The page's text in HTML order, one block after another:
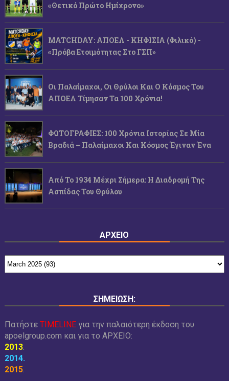
«Θετικό Πρώτο Ημίχρονο»
MATCHDAY: ΑΠΟΕΛ - ΚΗΦΙΣΙΑ (φιλικό) -
«Πρόβα Ετοιμότητας Στο ΓΣΠ»
Οι Παλαίμαχοι, Οι Θρύλοι Και Ο Κόσμος Του
ΑΠΟΕΛ Τίμησαν Τα 100 Χρόνια!
ΦΩΤΟΓΡΑΦΙΕΣ: 100 Χρόνια Ιστορίας Σε Μία
Βραδιά – Παλαίμαχοι Και Κόσμος Έγιναν Ένα
Από Το 1934 Μέχρι Σήμερα: Η Διαδρομή Της
Ασπίδας Του Θρύλου
ΑΡΧΕΙΟ
ΣΗΜΕΙΩΣΗ:
Πατήστε TIMELINEγια την παλαιότερη έκδοση του
apoelgroup.com και για το ΑΡΧΕΙΟ:
2013.
2014.
2015.